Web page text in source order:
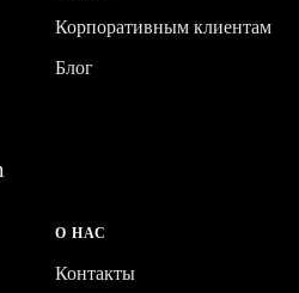
Корпоративным клиентам
Блог
О НАС
Контакты